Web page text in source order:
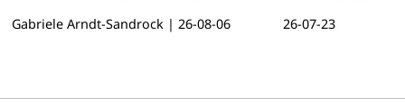
engagiertes rotarisches Jahr
Gabriele Arndt-Sandrock | 26-08-06 26-07-23